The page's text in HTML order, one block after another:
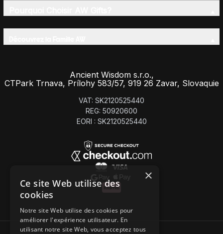
Ancient Wisdom s.r.o.,
CTPark Trnava, Prílohy 583/57, 919 26 Zavar, Slovaquie
VAT: SK2120525440
REG: 50920600
EORI : SK2120525440
×
Ce site Web utilise des
cookies
Notre site Web utilise des cookies pour
améliorer l'expérience utilisateur. En
utilisant notre site Web, vous acceptez tous